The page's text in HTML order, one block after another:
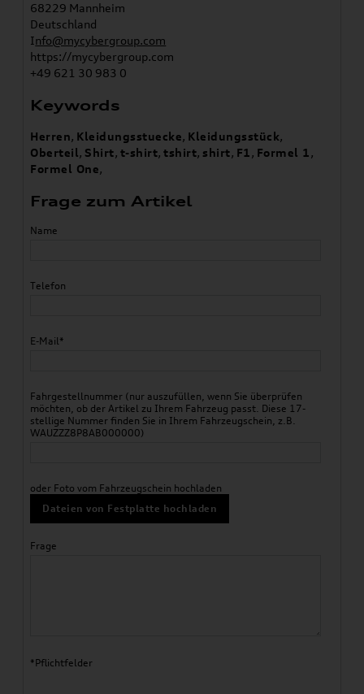
68229 Mannheim
Deutschland
Info@mycybergroup.com
https://mycybergroup.com
+49 621 30 983 0
Keywords
Herren, Kleidungsstuecke, Kleidungsstück,
Oberteil, Shirt, t-shirt,tshirt, shirt, F1, Formel 1,
Formel One,
Frage zum Artikel
Name
Telefon
E-Mail*
Fahrgestellnummer (nur auszufüllen, wenn Sie überprüfen
möchten, ob der Artikel zu Ihrem Fahrzeug passt. Diese 17-
stellige Nummer finden Sie in Ihrem Fahrzeugschein, z.B.
WAUZZZ8P8AB000000)
oder Foto vom Fahrzeugschein hochladen
Dateien von Festplatte hochladen
Frage
*Pflichtfelder